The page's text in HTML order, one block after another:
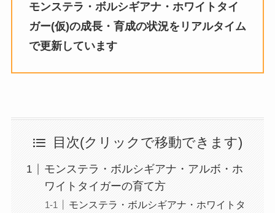
モンステラ・ボルシギアナ・ホワイトタイ
ガー(仮)の成長・育成の状況をリアルタイム
で更新しています
目次(クリックで移動できます)
モンステラ・ボルシギアナ・アルボ・ホ
ワイトタイガーの育て方
モンステラ・ボルシギアナ・ホワイトタ